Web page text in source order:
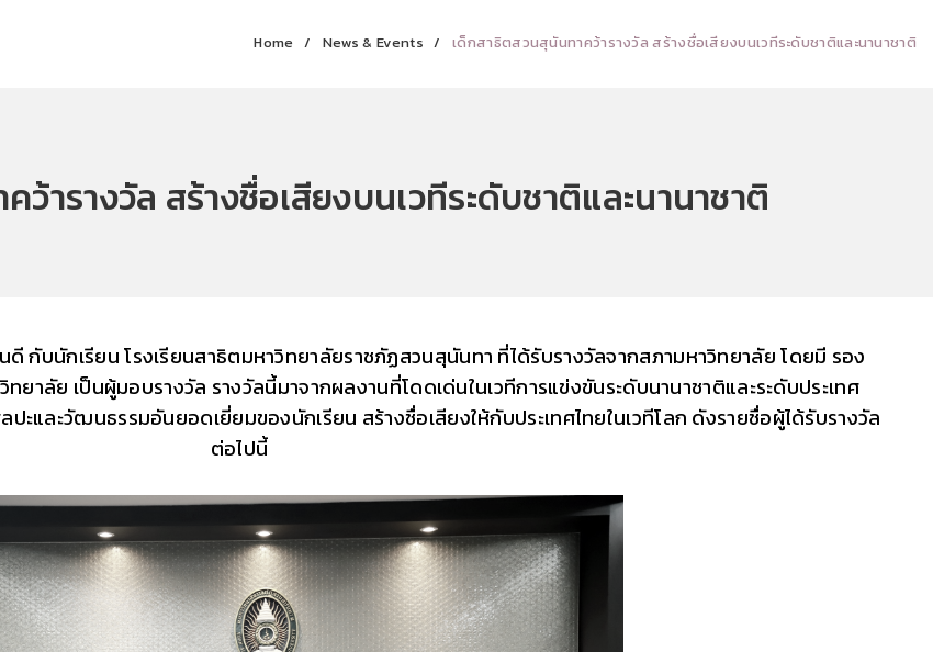
Home News & Events เด็กสาธิตสวนสุนันทาคว้ารางวัล สร้างชื่อเสียงบนเวทีระดับชาติและนานาชาติ
ารางวัล สร้างชื่อเสียงบนเวทีระดับชาติและนานาชาติ
ดีกับนักเรียนโรงเรียนสาธิตมหาวิทยาลัยราชภัฏสวนสุนันทา ที่ได้รับรางวัลจากสภามหาวิทยาลัย โดยมี รอง
ยาลัย เป็นผู้มอบรางวัล รางวัลนี้มาจากผลงานที่โดดเด่นในเวทีการแข่งขันระดับนานาชาติและระดับประเทศ
ะและวัฒนธรรมอันยอดเยี่ยมของนักเรียน สร้างชื่อเสียงให้กับประเทศไทยในเวทีโลก ดังรายชื่อผู้ได้รับรางวัล
ต่อไปนี้